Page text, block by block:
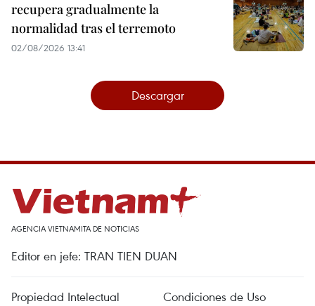
recupera gradualmente la
normalidad tras el terremoto
02/08/2026 13:41
Descargar
AGENCIA VIETNAMITA DE NOTICIAS
Editor en jefe: TRAN TIEN DUAN
Propiedad Intelectual
Condiciones de Uso